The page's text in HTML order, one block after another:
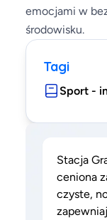
emocjami w
środowisku.
Tagi
Sport -
Stacja
ceniona
czyste,